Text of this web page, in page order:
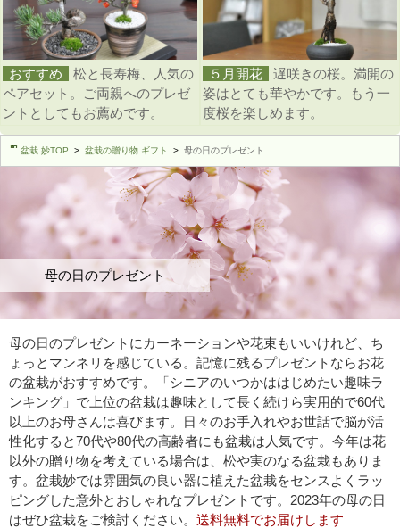
おすすめ
松と長寿梅、人気の
ペアセット。ご両親へのプレゼ
ントとしてもお薦めです。
５月開花
遅咲きの桜。満開の
姿はとても華やかです。もう一
度桜を楽しめます。
盆栽 妙TOP 盆栽の贈り物 ギフト 母の日のプレゼント
母の日のプレゼント
母の日のプレゼントにカーネーションや花束もいいけれど、ち
ょっとマンネリを感じている。記憶に残るプレゼントならお花
の盆栽がおすすめです。「シニアのいつかははじめたい趣味ラ
ンキング」で上位の盆栽は趣味として長く続けら実用的で60代
以上のお母さんは喜びます。日々のお手入れやお世話で脳が活
性化すると70代や80代の高齢者にも盆栽は人気です。今年は花
以外の贈り物を考えている場合は、松や実のなる盆栽もありま
す。盆栽妙では雰囲気の良い器に植えた盆栽をセンスよくラッ
ピングした意外とおしゃれなプレゼントです。2023年の母の日
はぜひ盆栽をご検討ください。 送料無料でお届けします